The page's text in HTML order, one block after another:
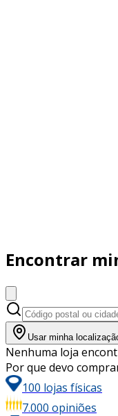
Encontrar
Usar minha
Nenhuma loja
Por que devo
100 lojas físicas
7.000 opiniões